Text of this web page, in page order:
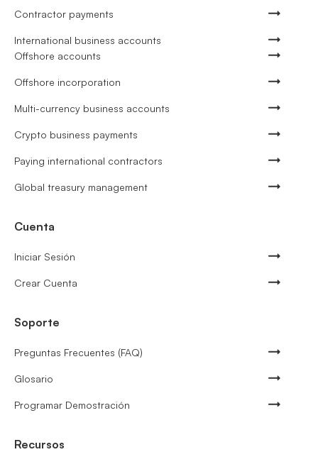
Contractor payments
International business accounts
Offshore accounts
Offshore incorporation
Multi-currency business accounts
Crypto business payments
Paying international contractors
Global treasury management
Cuenta
Iniciar Sesión
Crear Cuenta
Soporte
Preguntas Frecuentes (FAQ)
Glosario
Programar Demostración
Recursos